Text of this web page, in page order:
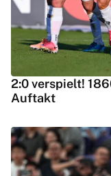
2:0 verspielt!
Auftakt